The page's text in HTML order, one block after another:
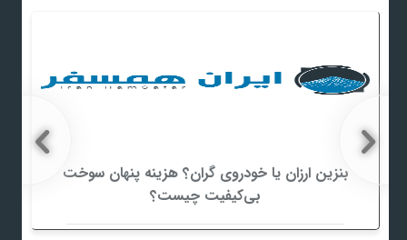
بنزین ارزان یا خودروی گران؟ هزینه پنهان سوخت
بی‌کیفیت چیست؟